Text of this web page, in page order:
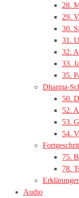
28.
29.
30.
31.
32.
33.
35.
Dharma-
50.
52.
53.
54.
75.
78.
Audio